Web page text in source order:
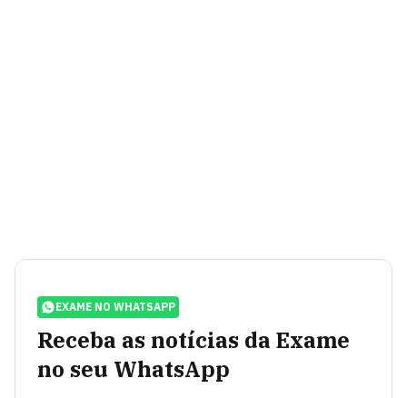
EXAME NO WHATSAPP
Receba as notícias da Exame
no seu WhatsApp